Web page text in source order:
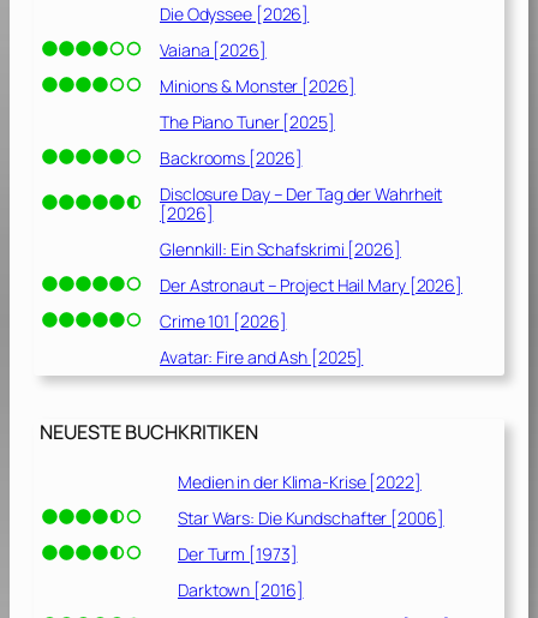
Die Odyssee [2026]
Vaiana [2026]
Minions & Monster [2026]
The Piano Tuner [2025]
Backrooms [2026]
Disclosure Day – Der Tag der Wahrheit
[2026]
Glennkill: Ein Schafskrimi [2026]
Der Astronaut – Project Hail Mary [2026]
Crime 101 [2026]
Avatar: Fire and Ash [2025]
NEUESTE BUCHKRITIKEN
Medien in der Klima-Krise [2022]
Star Wars: Die Kundschafter [2006]
Der Turm [1973]
Darktown [2016]